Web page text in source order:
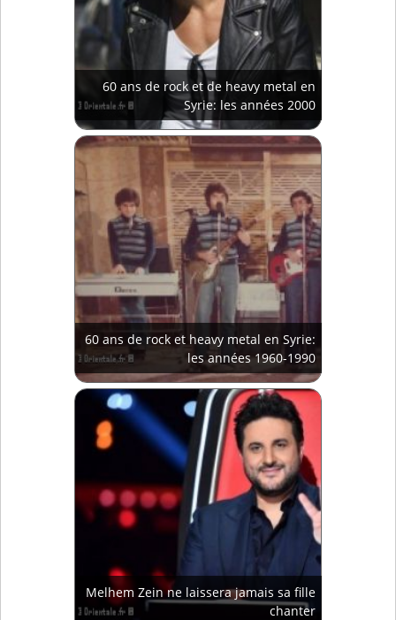
60 ans de rock et de heavy metal en
Syrie: les années 2000
60 ans de rock et heavy metal en Syrie:
les années 1960-1990
Melhem Zein ne laissera jamais sa fille
chanter